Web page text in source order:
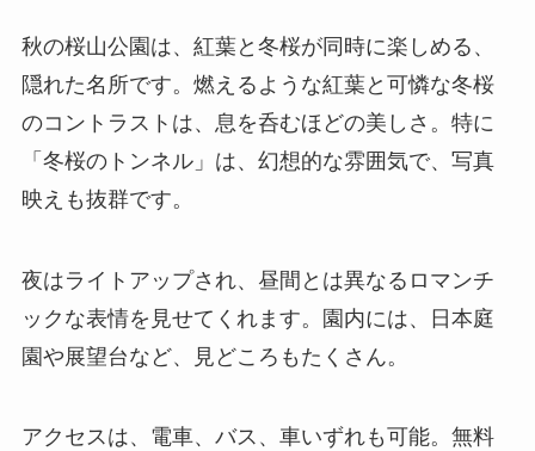
秋の桜山公園は、紅葉と冬桜が同時に楽しめる、
隠れた名所です。燃えるような紅葉と可憐な冬桜
のコントラストは、息を呑むほどの美しさ。特に
「冬桜のトンネル」は、幻想的な雰囲気で、写真
映えも抜群です。
夜はライトアップされ、昼間とは異なるロマンチ
ックな表情を見せてくれます。園内には、日本庭
園や展望台など、見どころもたくさん。
アクセスは、電車、バス、車いずれも可能。無料